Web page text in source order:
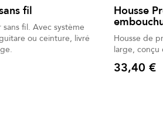
fil
fil. Avec système
ou ceinture, livré
Housse
Housse de
large, conçu
Prix
33,40 €